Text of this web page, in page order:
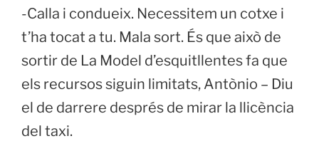
-Calla i condueix. Necessitem un cotxe i
t’ha tocat a tu. Mala sort. És que això de
sortir de La Model d’esquitllentes fa que
els recursos siguin limitats, Antònio – Diu
el de darrere després de mirar la llicència
del taxi.